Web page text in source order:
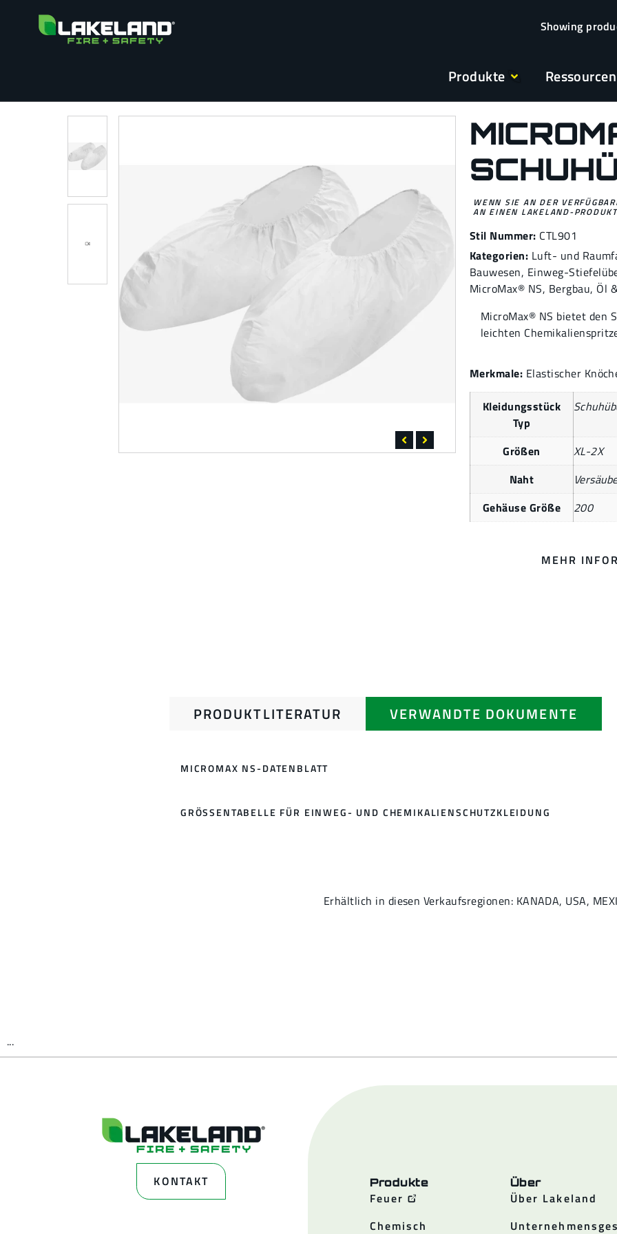
Produkte Ressourcen
WENN SIE AN DER
AN EINEN LAKELAND-
Stil Nummer: CTL901
Kategorien: Luft- und
Bauwesen, Einweg-
MicroMax® NS, Bergbau, Öl
MicroMax® NS bietet den
leichten
Merkmale: Elastischer
Kleidungsstück
Typ
Größen
XL-2X
Naht
Gehäuse Größe
200
MEHR
PRODUKTLITERATUR VERWANDTE DOKUMENTE
MICROMAX NS-DATENBLATT
GRÖSSENTABELLE FÜR EINWEG- UND CHEMIKALIENSCHUTZKLEIDUNG
Erhältlich in diesen Verkaufsregionen: KANADA, USA,
...
KONTAKT Produkte
Feuer
Chemisch
Über
Über Lakeland